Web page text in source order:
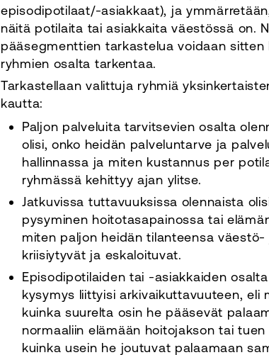
episodipotilaat/-asiakkaat), ja
näitä potilaita tai asiakkaita väestössä on.
pääsegmenttien tarkastelua voidaan sitten
ryhmien osalta tarkentaa.
Tarkastellaan valittuja ryhmiä
kautta:
Paljon palveluita tarvitsevien osalta
olisi, onko heidän palveluntarve ja
hallinnassa ja miten kustannus per
ryhmässä kehittyy ajan ylitse.
Jatkuvissa tuttavuuksissa olennaista
pysyminen hoitotasapainossa tai
miten paljon heidän tilanteensa väestö-
kriisiytyvät ja eskaloituvat.
Episodipotilaiden tai -asiakkaiden
kysymys liittyisi arkivaikuttavuuteen, eli
kuinka suurelta osin he pääsevät
normaaliin elämään hoitojakson tai
kuinka usein he joutuvat palaamaan